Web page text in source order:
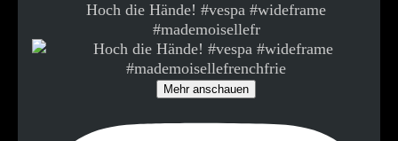
Hoch die Hände! #vespa #wideframe
#mademoisellefr
Mehr anschauen